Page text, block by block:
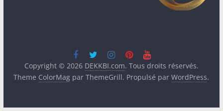
Copyright © 2026 DEKKBI.com. Tous droits réservés.
Theme ColorMag par ThemeGrill. Propulsé parWordPress.